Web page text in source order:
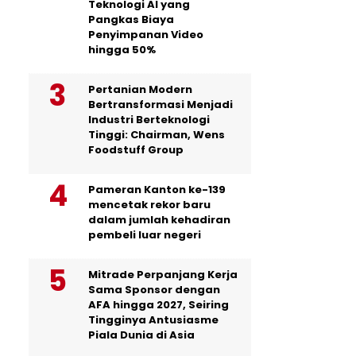
Teknologi AI yang
Pangkas Biaya
Penyimpanan Video
hingga 50%
Pertanian Modern
Bertransformasi Menjadi
Industri Berteknologi
Tinggi: Chairman, Wens
Foodstuff Group
Pameran Kanton ke-139
mencetak rekor baru
dalam jumlah kehadiran
pembeli luar negeri
Mitrade Perpanjang Kerja
Sama Sponsor dengan
AFA hingga 2027, Seiring
Tingginya Antusiasme
Piala Dunia di Asia